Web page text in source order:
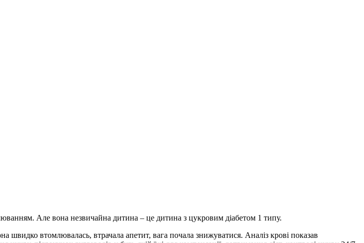
Але вона незвичайна дитина – це дитина з цукровим діабетом 1 типу.
втомлювалась, втрачала апетит, вага почала знижуватися. Аналіз крові показав